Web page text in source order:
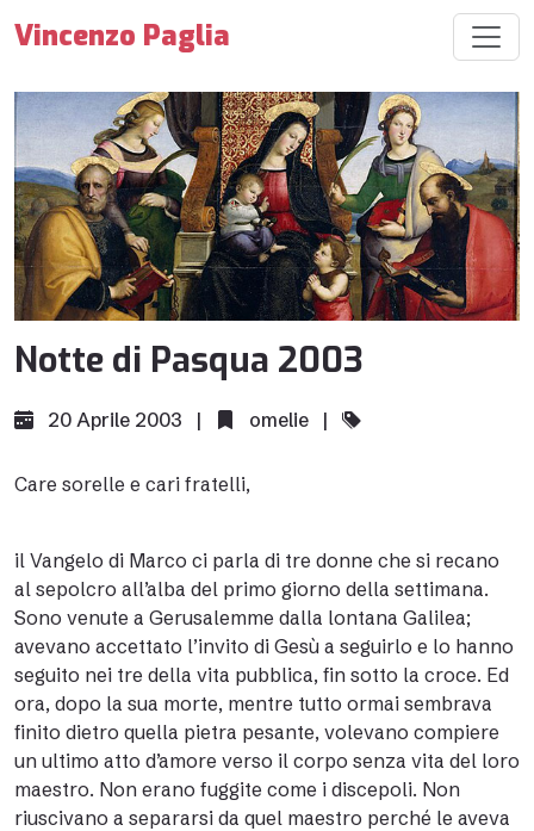
Vincenzo Paglia
Notte di Pasqua 2003
20 Aprile 2003 | omelie |
Care sorelle e cari fratelli,
il Vangelo di Marco ci parla di tre donne che si recano
al sepolcro all’alba del primo giorno della settimana.
Sono venute a Gerusalemme dalla lontana Galilea;
avevano accettato l’invito di Gesù a seguirlo e lo hanno
seguito nei tre della vita pubblica, fin sotto la croce. Ed
ora, dopo la sua morte, mentre tutto ormai sembrava
finito dietro quella pietra pesante, volevano compiere
un ultimo atto d’amore verso il corpo senza vita del loro
maestro. Non erano fuggite come i discepoli. Non
riuscivano a separarsi da quel maestro perché le aveva